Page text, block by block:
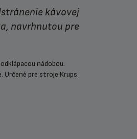
navrhnutou pre
nádobou.
Určené pre stroje Krups